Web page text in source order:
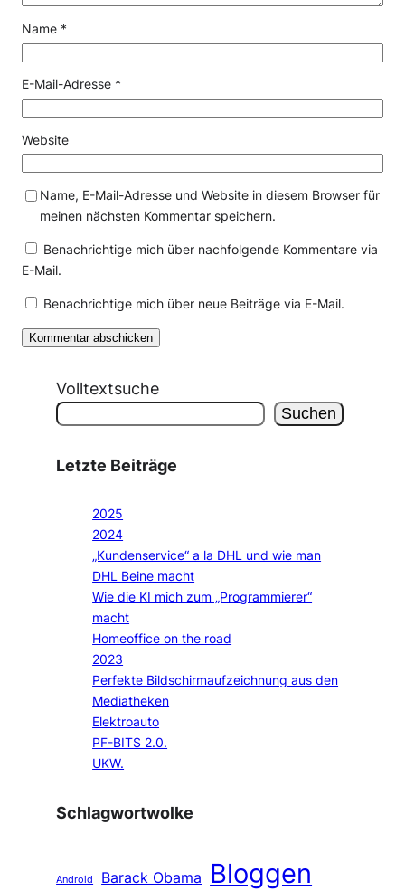
Name *
E-Mail-Adresse *
Website
Name, E-Mail-Adresse und Website in diesem Browser für
meinen nächsten Kommentar speichern.
Benachrichtige mich über nachfolgende Kommentare via
E-Mail.
Benachrichtige mich über neue Beiträge via E-Mail.
Volltextsuche
Suchen
Letzte Beiträge
2025
2024
„Kundenservice“ a la DHL und wie man
DHL Beine macht
Wie die KI mich zum „Programmierer“
macht
Homeoffice on the road
2023
Perfekte Bildschirmaufzeichnung aus den
Mediatheken
Elektroauto
PF-BITS 2.0.
UKW.
Schlagwortwolke
Android Barack Obama Bloggen